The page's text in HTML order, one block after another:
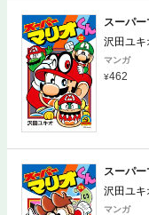
スーパー
沢田ユキ
マンガ
462
スーパー
沢田ユキ
マンガ